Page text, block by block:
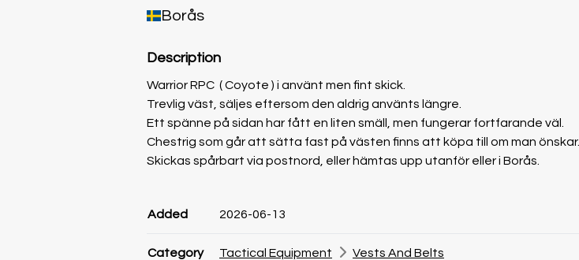
Borås
Description
Warrior RPC ( Coyote ) i använt men fint skick.
Trevlig väst, säljes eftersom den aldrig använts längre.
Ett spänne på sidan har fått en liten smäll, men fungerar fortfarande väl.
Chestrig som går att sätta fast på västen finns att köpa till om man önskar.
Skickas spårbart via postnord, eller hämtas upp utanför eller i Borås.
Added 2026-06-13
Category Tactical Equipment Vests And Belts